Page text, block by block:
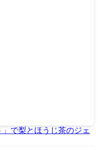
で梨とほうじ茶のジェ